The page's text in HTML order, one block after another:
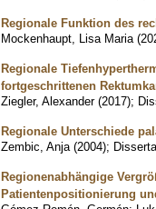
Regionale Funktion des
Mockenhaupt, Lisa Maria (
Regionale
fortgeschrittenen
Ziegler, Alexander (2017);
Regionale Unterschiede
Zembic, Anja (2004);
Regionenabhängige
Patientenpositionierung